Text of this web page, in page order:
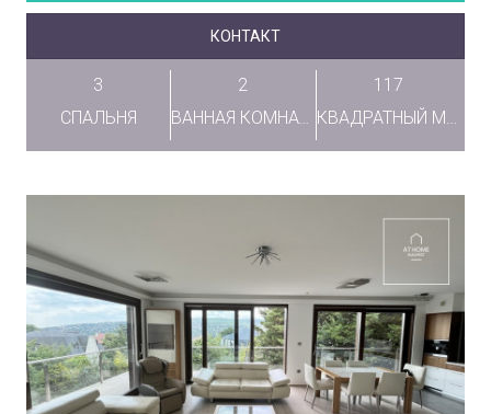
КОНТАКТ
3
СПАЛЬНЯ
2
ВАННАЯ КОМНАТА
117
КВАДРАТНЫЙ МЕТР